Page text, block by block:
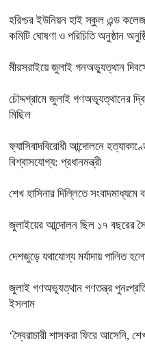
হরিশ্চর ইউনিয়ন হাই স্কুল এন্ড কলেজ
কমিটি ঘোষণা ও পরিচিতি অনুষ্ঠান
মীরসরাইয়ে জুলাই গনঅভ্যুত্থান
চৌদ্দগ্রামে জুলাই গণঅভ্যূত্থানের
মিছিল
ফ্যাসিবাদবিরোধী আন্দোলনে
বিশ্বাসযোগ্য: প্রধানমন্ত্রী
শেখ হাসিনার দিল্লিতে
জুলাইয়ের আন্দোলন ছিল ১৭ বছরের
দেশজুড়ে যথাযোগ্য মর্যাদায় পালিত
জুলাই গণঅভ্যুত্থান গণতন্ত্র
ইসলাম
‘স্বৈরাচারী শাসকরা ফিরে আসেনি,